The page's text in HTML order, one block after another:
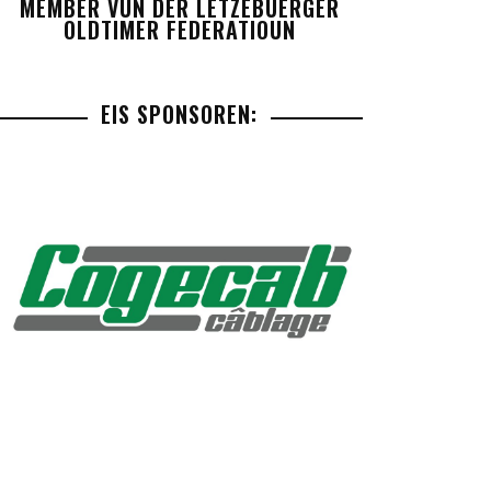
MEMBER VUN DER LETZEBUERGER
OLDTIMER FEDERATIOUN
EIS SPONSOREN: